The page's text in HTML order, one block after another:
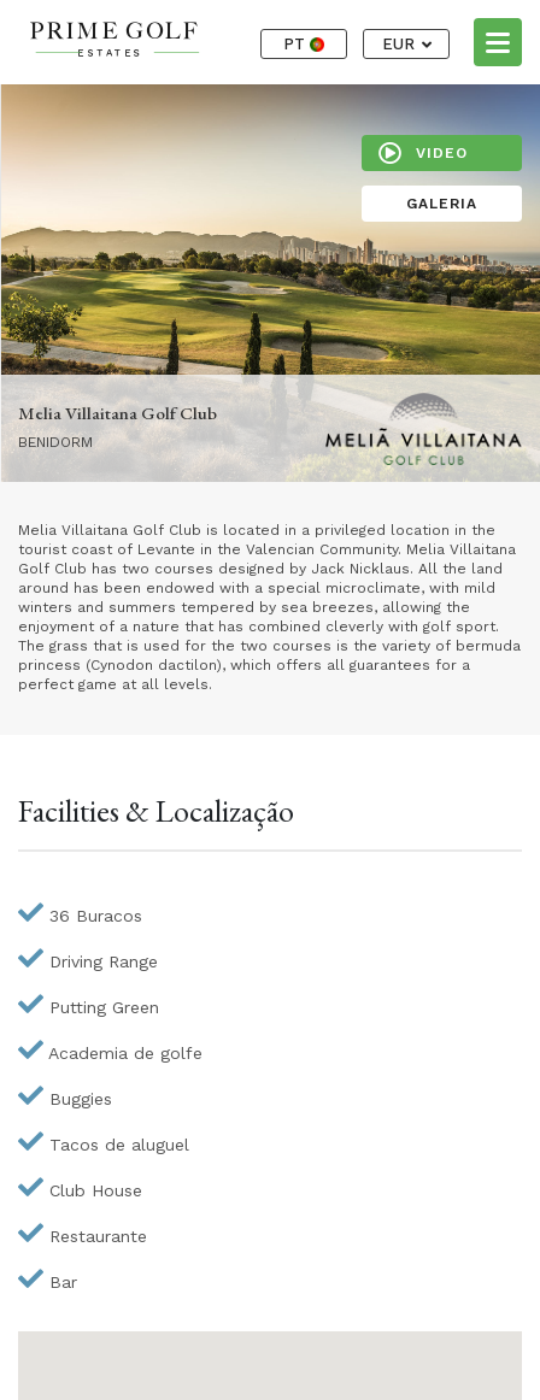
PT EUR
VIDEO
GALERIA
Melia Villaitana Golf Club
BENIDORM
Melia Villaitana Golf Club is located in a privileged location in the
tourist coast of Levante in the Valencian Community. Melia Villaitana
Golf Club has two courses designed by Jack Nicklaus. All the land
around has been endowed with a special microclimate, with mild
winters and summers tempered by sea breezes, allowing the
enjoyment of a nature that has combined cleverly with golf sport.
The grass that is used for the two courses is the variety of bermuda
princess (Cynodon dactilon), which offers all guarantees for a
perfect game at all levels.
Facilities & Localização
36 Buracos
Driving Range
Putting Green
Academia de golfe
Buggies
Tacos de aluguel
Club House
Restaurante
Bar